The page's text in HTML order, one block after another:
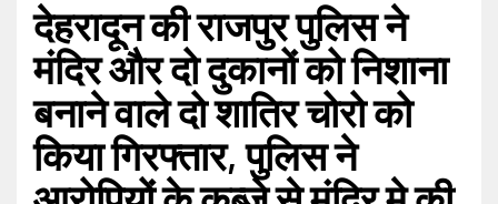
देहरादून की राजपुर पुलिस ने
मंदिर और दो दुकानों को निशाना
बनाने वाले दो शातिर चोरो को
किया गिरफ्तार, पुलिस ने